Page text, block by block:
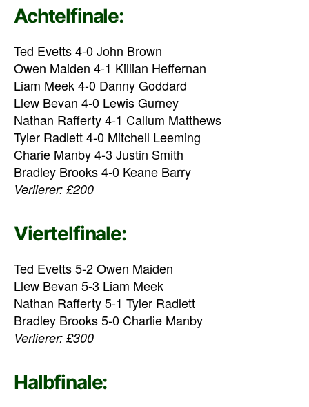
Achtelfinale:
Ted Evetts 4-0 John Brown
Owen Maiden 4-1 Killian Heffernan
Liam Meek 4-0 Danny Goddard
Llew Bevan 4-0 Lewis Gurney
Nathan Rafferty 4-1 Callum Matthews
Tyler Radlett 4-0 Mitchell Leeming
Charie Manby 4-3 Justin Smith
Bradley Brooks 4-0 Keane Barry
Verlierer: £200
Viertelfinale:
Ted Evetts 5-2 Owen Maiden
Llew Bevan 5-3 Liam Meek
Nathan Rafferty 5-1 Tyler Radlett
Bradley Brooks 5-0 Charlie Manby
Verlierer: £300
Halbfinale: